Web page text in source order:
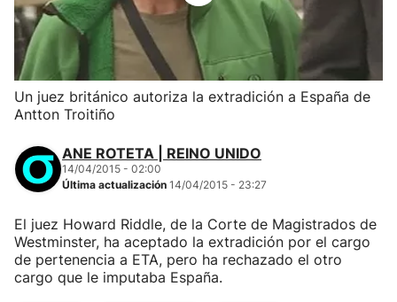
Un juez británico autoriza la extradición a España de
Antton Troitiño
ANE ROTETA | REINO UNIDO
14/04/2015 - 02:00
Última actualización 14/04/2015 - 23:27
El juez Howard Riddle, de la Corte de Magistrados de
Westminster, ha aceptado la extradición por el cargo
de pertenencia a ETA, pero ha rechazado el otro
cargo que le imputaba España.